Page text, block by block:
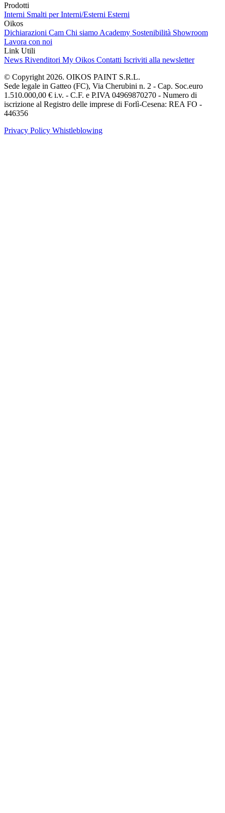
Prodotti
Interni Smalti per Interni/Esterni Esterni
Oikos
Dichiarazioni Cam Chi siamo Academy Sostenibilità Showroom
Lavora con noi
Link Utili
News Rivenditori My Oikos Contatti Iscriviti alla newsletter
© Copyright 2026. OIKOS PAINT S.R.L.
Sede legale in Gatteo (FC), Via Cherubini n. 2 - Cap. Soc.euro
1.510.000,00 € i.v. - C.F. e P.IVA 04969870270 - Numero di
iscrizione al Registro delle imprese di Forlì-Cesena: REA FO -
446356
Privacy Policy Whistleblowing